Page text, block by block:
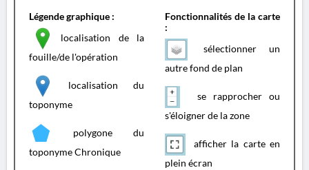
Légende graphique :
localisation de la
fouille/de l'opération
localisation du
toponyme
polygone du
toponyme Chronique
Fonctionnalités de la carte
:
sélectionner un
autre fond de plan
se rapprocher ou
s'éloigner de la zone
afficher la carte en
plein écran